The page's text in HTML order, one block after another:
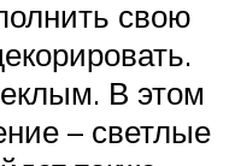
свою
В этом
– светлые